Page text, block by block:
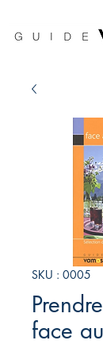
SKU : 0005
face